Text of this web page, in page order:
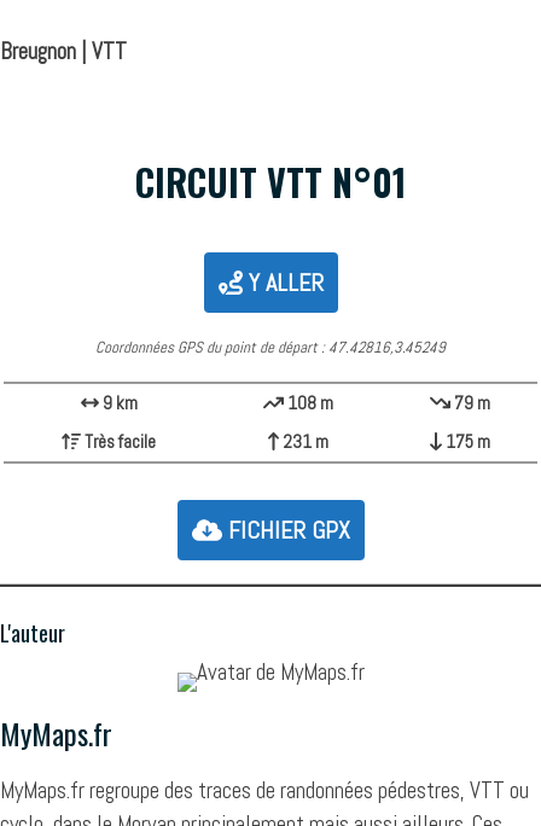
Breugnon | VTT
CIRCUIT VTT N°01
Y ALLER
Coordonnées GPS du point de départ : 47.42816,3.45249
9 km 108 m
79 m
Très facile
231 m 175 m
FICHIER GPX
L'auteur
MyMaps.fr
MyMaps.fr regroupe des traces de randonnées pédestres, VTT ou